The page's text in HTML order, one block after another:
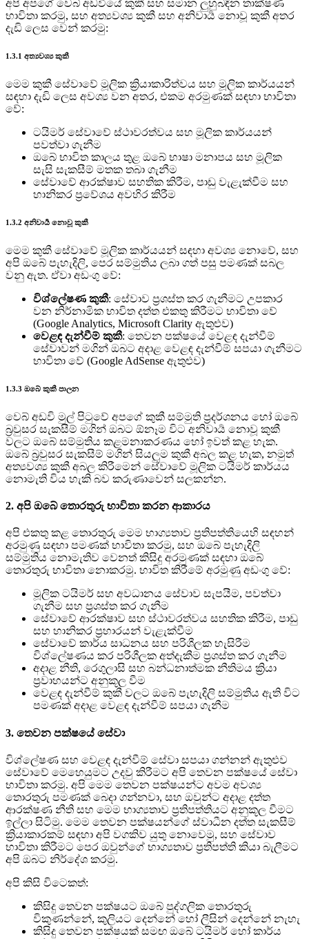
අපි අපගේ වෙබ් අඩවියේ කුකී සහ සමාන ලුහුබඳින තාක්ෂණ
භාවිතා කරමු, සහ අත්‍යවශ්‍ය කුකී සහ අනිවාර්‍ය නොවූ කුකී අතර
දැඩි ලෙස වෙන් කරමු:
1.3.1 අත්‍යවශ්‍ය කුකී
මෙම කුකී සේවාවේ මූලික ක්‍රියාකාරිත්වය සහ මූලික කාර්යයන්
සඳහා දැඩි ලෙස අවශ්‍ය වන අතර, එකම අරමුණක් සඳහා භාවිතා
වේ:
ටයිමර් සේවාවේ ස්ථාවරත්වය සහ මූලික කාර්යයන්
පවත්වා ගැනීම
ඔබේ භාවිත කාලය තුළ ඔබේ භාෂා මනාපය සහ මූලික
සැසි සැකසීම් මතක තබා ගැනීම
සේවාවේ ආරක්ෂාව සහතික කිරීම, පාඩු වැළැක්වීම සහ
හානිකර ප්‍රවේශය අවහිර කිරීම
1.3.2 අනිවාර්‍ය නොවූ කුකී
මෙම කුකී සේවාවේ මූලික කාර්යයන් සඳහා අවශ්‍ය නොවේ, සහ
අපි ඔබේ පැහැදිලි, පෙර සම්මුතිය ලබා ගත් පසු පමණක් සබල
වනු ඇත. ඒවා අඩංගු වේ:
විශ්ලේෂණ කුකී: සේවාව ප්‍රශස්ත කර ගැනීමට උපකාර
වන නිර්නාමික භාවිත දත්ත එකතු කිරීමට භාවිතා වේ
(Google Analytics, Microsoft Clarity ඇතුළුව)
වෙළඳ දැන්වීම් කුකී: තෙවන පක්ෂයේ වෙළඳ දැන්වීම්
සේවාවන් මගින් ඔබට අදාළ වෙළඳ දැන්වීම් සපයා ගැනීමට
භාවිතා වේ (Google AdSense ඇතුළුව)
1.3.3 ඔබේ කුකී පාලන
වෙබ් අඩවි මුල් පිටුවේ අපගේ කුකී සම්මුති ප්‍රදර්ශනය හෝ ඔබේ
බ්‍රවුසර සැකසීම් මගින් ඔබට ඕනෑම විට අනිවාර්‍ය නොවූ කුකී
වලට ඔබේ සම්මුතිය කළමනාකරණය හෝ ඉවත් කළ හැක.
ඔබේ බ්‍රවුසර සැකසීම් මගින් සියලුම කුකී අබල කළ හැක, නමුත්
අත්‍යවශ්‍ය කුකී අබල කිරීමෙන් සේවාවේ මූලික ටයිමර් කාර්යය
නොමැති විය හැකි බව කරුණාවෙන් සලකන්න.
2. අපි ඔබේ තොරතුරු භාවිතා කරන ආකාරය
අපි එකතු කළ තොරතුරු මෙම භාග්‍යතාව ප්‍රතිපත්තියෙහි සඳහන්
අරමුණු සඳහා පමණක් භාවිතා කරමු, සහ ඔබේ පැහැදිලි
සම්මුතිය නොමැතිව වෙනත් කිසිදු අරමුණක් සඳහා ඔබේ
තොරතුරු භාවිතා නොකරමු. භාවිත කිරීමේ අරමුණු අඩංගු වේ:
මූලික ටයිමර් සහ අවධානය සේවාව සැපයීම, පවත්වා
ගැනීම සහ ප්‍රශස්ත කර ගැනීම
සේවාවේ ආරක්ෂාව සහ ස්ථාවරත්වය සහතික කිරීම, පාඩු
සහ හානිකර ප්‍රහාරයන් වැළැක්වීම
සේවාවේ කාර්ය සාධනය සහ පරිශීලක හැසිරීම
විශ්ලේෂණය කර පරිශීලක අත්දැකීම ප්‍රශස්ත කර ගැනීම
අදාළ නීති, රෙගුලාසි සහ බන්ධනාත්මක නීතිමය ක්‍රියා
ප්‍රවාහයන්ට අනුකූල වීම
වෙළඳ දැන්වීම් කුකී වලට ඔබේ පැහැදිලි සම්මුතිය ඇති විට
පමණක් අදාළ වෙළඳ දැන්වීම් සපයා ගැනීම
3. තෙවන පක්ෂයේ සේවා
විශ්ලේෂණ සහ වෙළඳ දැන්වීම් සේවා සපයා ගන්නන් ඇතුළුව
සේවාවේ මෙහෙයුමට උදවු කිරීමට අපි තෙවන පක්ෂයේ සේවා
භාවිතා කරමු. අපි මෙම තෙවන පක්ෂයන්ට අවම අවශ්‍ය
තොරතුරු පමණක් බෙදා ගන්නවා, සහ ඔවුන්ට අදාළ දත්ත
ආරක්ෂණ නීති සහ මෙම භාග්‍යතාව ප්‍රතිපත්තියට අනුකූල වීමට
ඉල්ලා සිටිමු. මෙම තෙවන පක්ෂයන්ගේ ස්වාධීන දත්ත සැකසීම්
ක්‍රියාකාරකම් සඳහා අපි වගකිව යුතු නොවෙමු, සහ සේවාව
භාවිතා කිරීමට පෙර ඔවුන්ගේ භාග්‍යතාව ප්‍රතිපත්ති කියා බැලීමට
අපි ඔබට නිර්දේශ කරමු.
අපි කිසි විටෙකත්:
කිසිදු තෙවන පක්ෂයට ඔබේ පුද්ගලික තොරතුරු
විකුණන්නේ, කුලියට දෙන්නේ හෝ ලීසින් දෙන්නේ නැහැ
කිසිදු තෙවන පක්ෂයක් සමඟ ඔබේ ටයිමර් හෝ කාර්ය